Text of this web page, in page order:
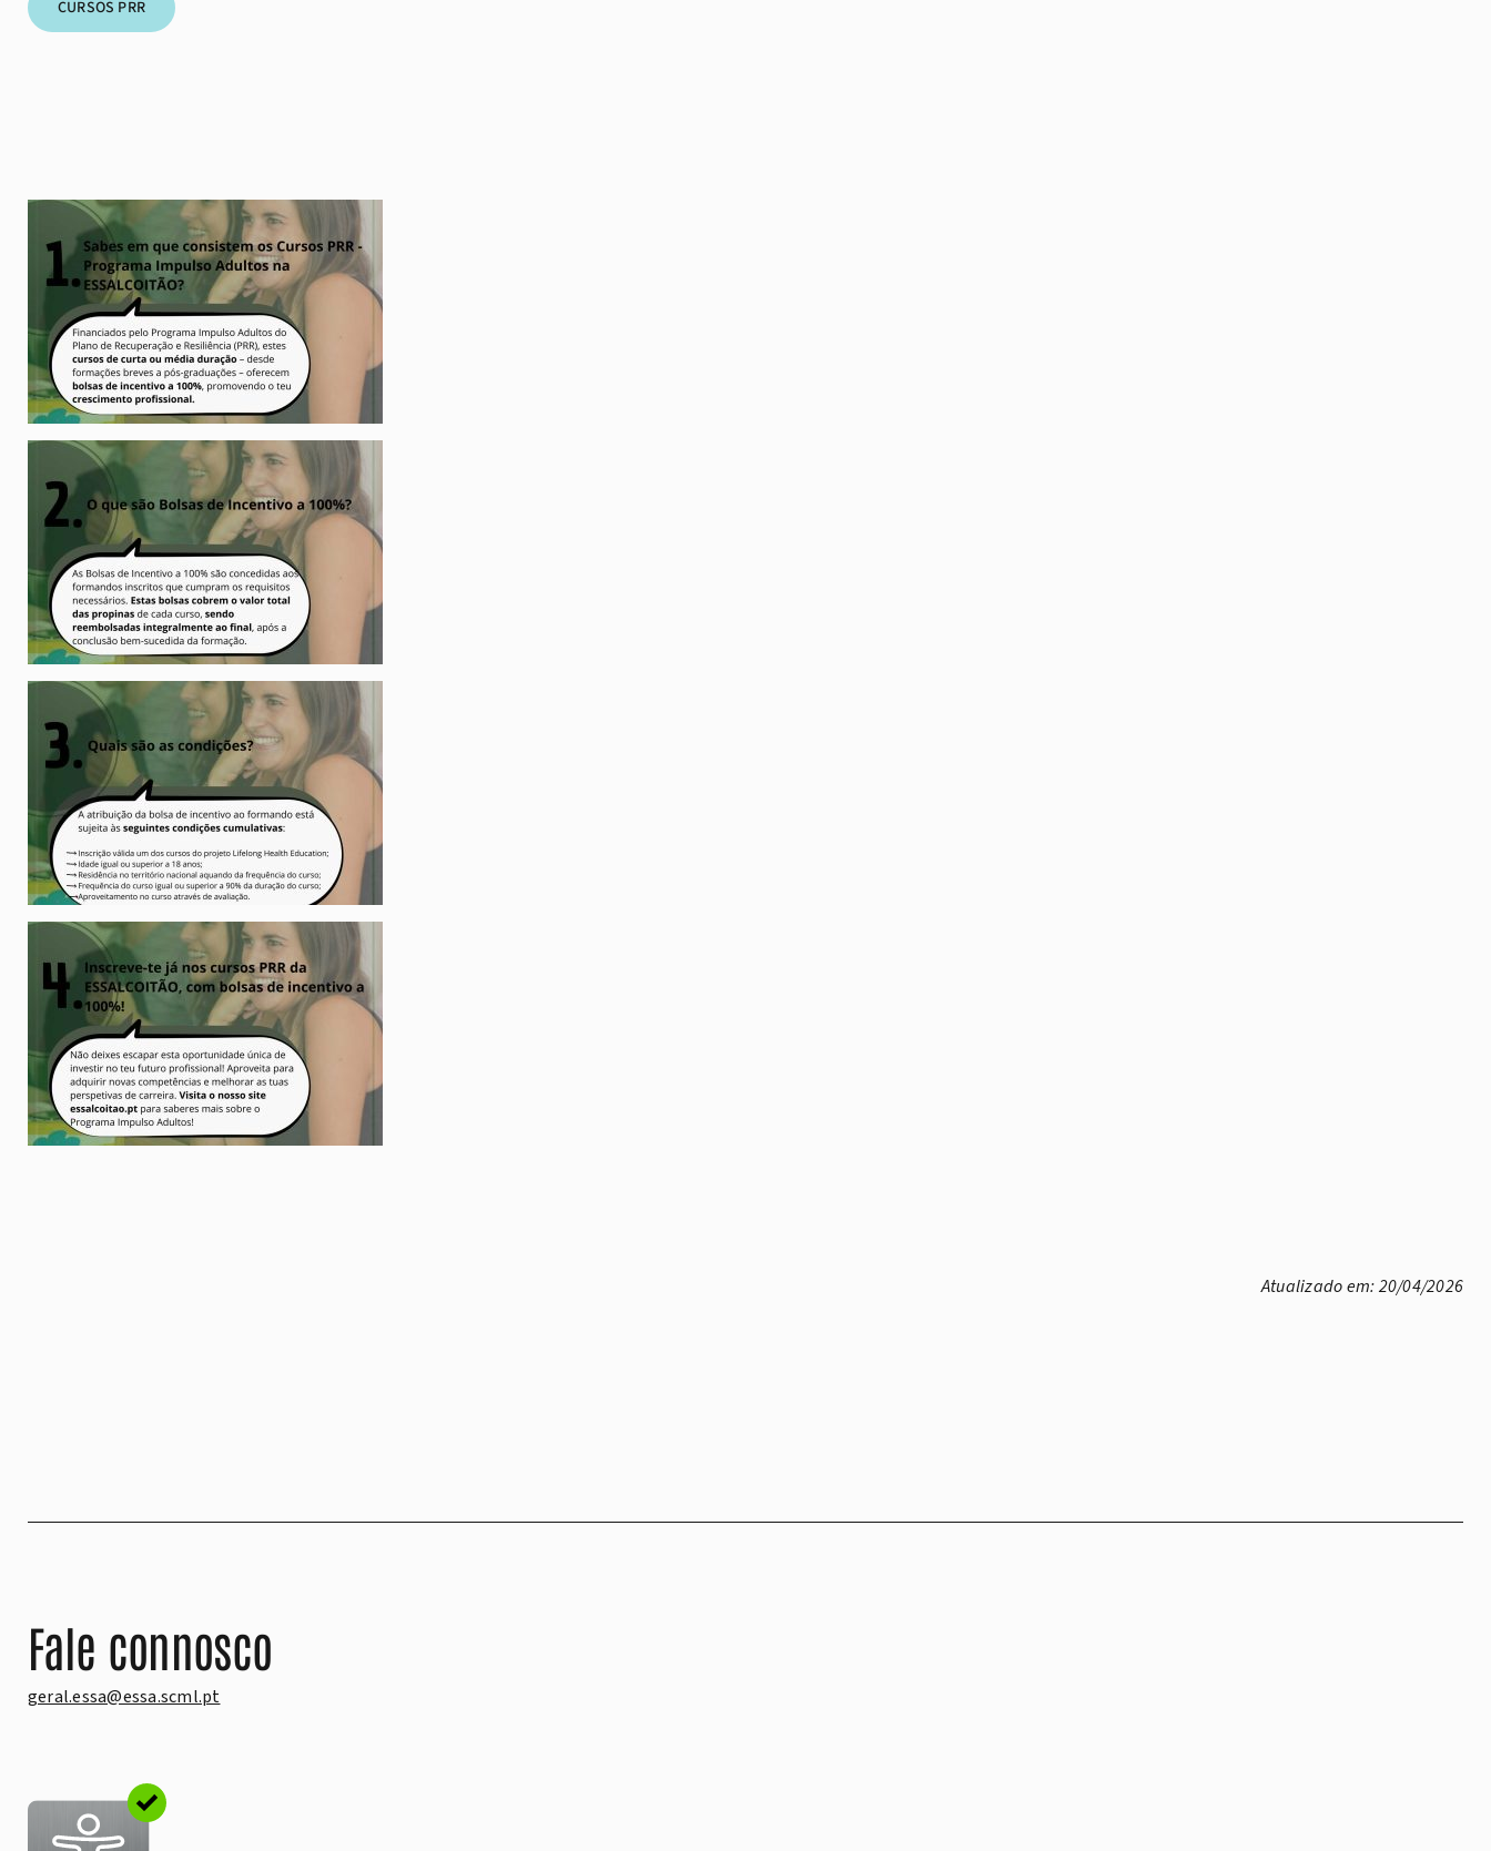
CURSOS PRR
Atualizado em: 20/04/2026
Fale connosco
geral.essa@essa.scml.pt